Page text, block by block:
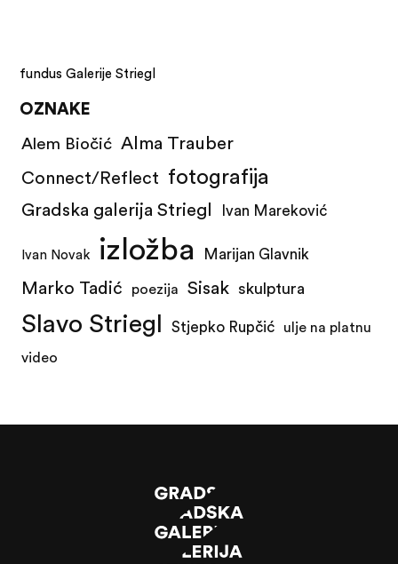
fundus Galerije Striegl
OZNAKE
Alem Biočić Alma Trauber
Connect/Reflect fotografija
Gradska galerija Striegl Ivan Mareković
Ivan Novak izložba Marijan Glavnik
Marko Tadić poezija Sisak skulptura
Slavo Striegl Stjepko Rupčić ulje na platnu
video